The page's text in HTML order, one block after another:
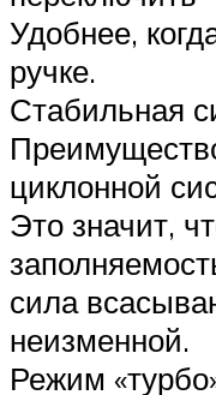
Удобнее,
ручке.
Стабильная
циклонной
Это значит,
сила
неизменной.
Режим